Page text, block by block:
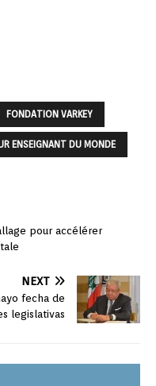
FONDATION VARKEY
ENSEIGNANT DU MONDE
pour accélérer
NEXT
fecha de
legislativas